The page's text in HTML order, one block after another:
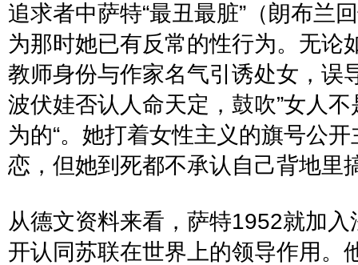
追求者中萨特“最丑最脏” （朗布兰
为那时她已有反常的性行为。无论
教师身份与作家名气引诱处女，误
波伏娃否认人命天定，鼓吹”女人不
为的“。她打着女性主义的旗号公
恋，但她到死都不承认自己背地里
从德文资料来看，萨特1952就加入
开认同苏联在世界上的领导作用。